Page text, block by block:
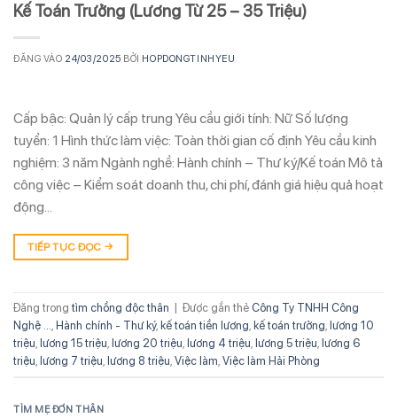
Kế Toán Trưởng (Lương Từ 25 – 35 Triệu)
ĐĂNG VÀO 24/03/2025 BỞI HOPDONGTINHYEU
Cấp bậc: Quản lý cấp trung Yêu cầu giới tính: Nữ Số lượng
tuyển: 1 Hình thức làm việc: Toàn thời gian cố định Yêu cầu kinh
nghiệm: 3 năm Ngành nghề: Hành chính – Thư ký/Kế toán Mô tả
công việc – Kiểm soát doanh thu, chi phí, đánh giá hiệu quả hoạt
động…
TIẾP TỤC ĐỌC →
Đăng trong tìm chồng độc thân | Được gắn thẻ Công Ty TNHH Công
Nghệ ...
Hành chính - Thư ký, kế toán tiền lương kế toán trưởng lương 10
triệu lương 15 triệu lương 20 triệu lương 4 triệu lương 5 triệu lương 6
triệu lương 7 triệu lương 8 triệu Việc làm Việc làm Hải Phòng
TÌM MẸ ĐƠN THÂN